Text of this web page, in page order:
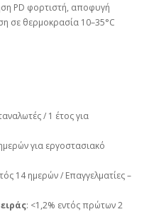
PD φορτιστή, αποφυγή
σε θερμοκρασία 10–35°C
/ 1 έτος για
για εργοστασιακό
14 ημερών / Επαγγελματίες –
: <1,2% εντός πρώτων 2